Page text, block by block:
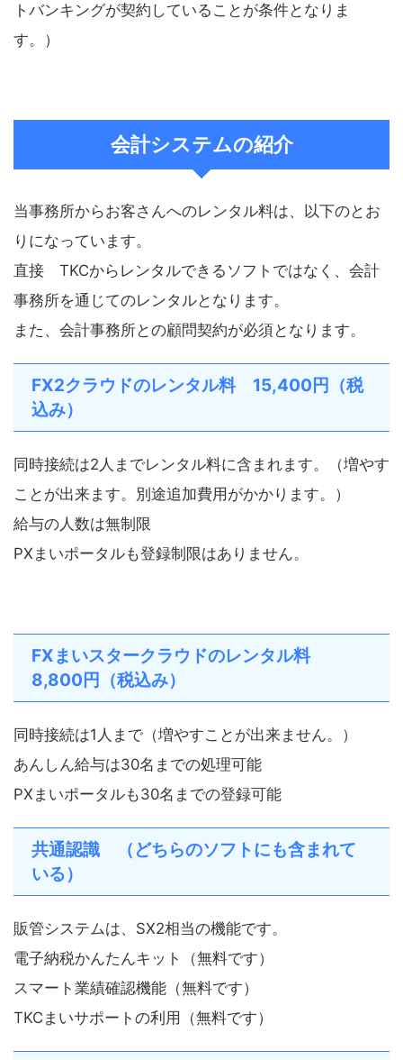
トバンキングが契約していることが条件となりま
す。）
会計システムの紹介
当事務所からお客さんへのレンタル料は、以下のとお
りになっています。
直接 TKCからレンタルできるソフトではなく、会計
事務所を通じてのレンタルとなります。
また、会計事務所との顧問契約が必須となります。
FX2クラウドのレンタル料 15,400円（税
込み）
同時接続は2人までレンタル料に含まれます。（増やす
ことが出来ます。別途追加費用がかかります。）
給与の人数は無制限
PXまいポータルも登録制限はありません。
FXまいスタークラウドのレンタル料
8,800円（税込み）
同時接続は1人まで（増やすことが出来ません。）
あんしん給与は30名までの処理可能
PXまいポータルも30名までの登録可能
共通認識 （どちらのソフトにも含まれて
いる）
販管システムは、SX2相当の機能です。
電子納税かんたんキット（無料です）
スマート業績確認機能（無料です）
TKCまいサポートの利用（無料です）